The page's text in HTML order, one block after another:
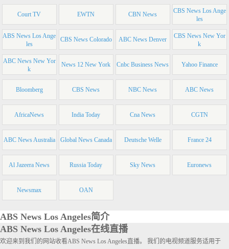
Court TV EWTN CBN News
CBS News Los Ange
les
ABS News Los Ange
les
CBS News Colorado ABC News Denver
CBS News New Yor
k
ABC News New Yor
k
News 12 New York Cnbc Business News Yahoo Finance
Bloomberg CBS News NBC News ABC News
AfricaNews India Today Cna News CGTN
ABC News Australia Global News Canada Deutsche Welle France 24
Al Jazeera News Russia Today Sky News Euronews
Newsmax OAN
ABS News Los Angeles简介
ABS News Los Angeles在线直播
欢迎来到我们的网站收看ABS News Los Angeles直播。 我们的电视频道服务适用于